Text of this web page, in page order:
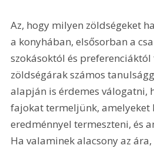
Az, hogy milyen zöldségeket
a konyhában, elsősorban a
szokásoktól és
zöldségárak számos
alapján is érdemes válogatni,
fajokat termeljünk, amelyeket
eredménnyel termeszteni, és
Ha valaminek alacsony az